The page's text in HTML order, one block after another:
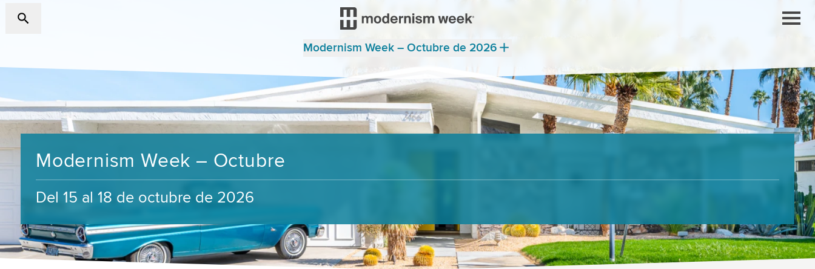
Modernism Week – Octubre de 2026
Modernism Week – Octubre
Del 15 al 18 de octubre de 2026